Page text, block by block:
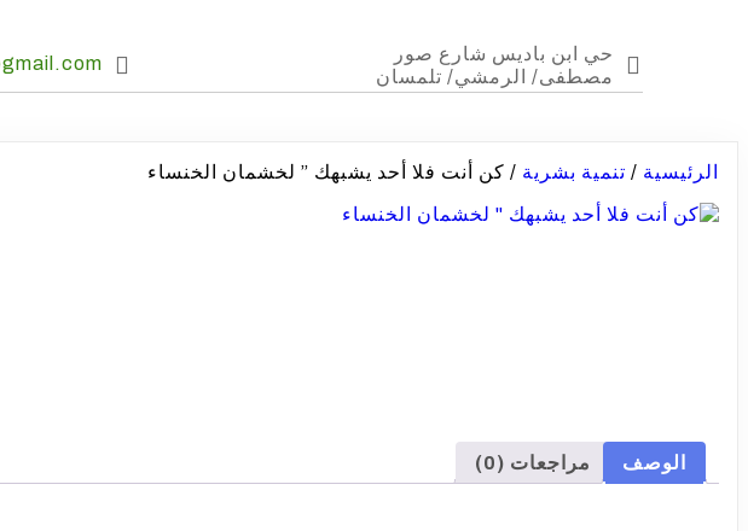
حي ابن باديس شارع صور
مصطفى/ الرمشي/ تلمسان
الرئيسية / تنمية بشرية / كن أنت فلا أحد يشبهك ” لخشمان الخنساء
الوصف مراجعات (0)